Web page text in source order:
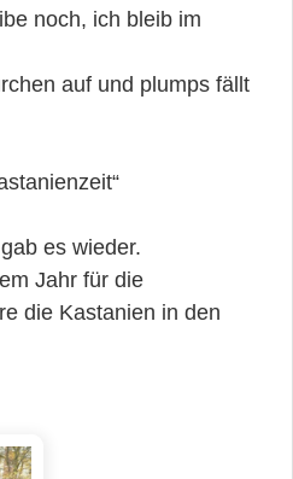
noch, ich bleib im
auf und plumps fällt
es wieder.
Jahr für die
die Kastanien in den